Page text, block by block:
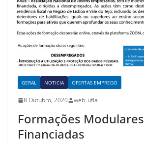
GERAL NOTICIA OFERTAS EMPREGO
8 Outubro, 2020 web_ufla
Formações Modulares
Financiadas